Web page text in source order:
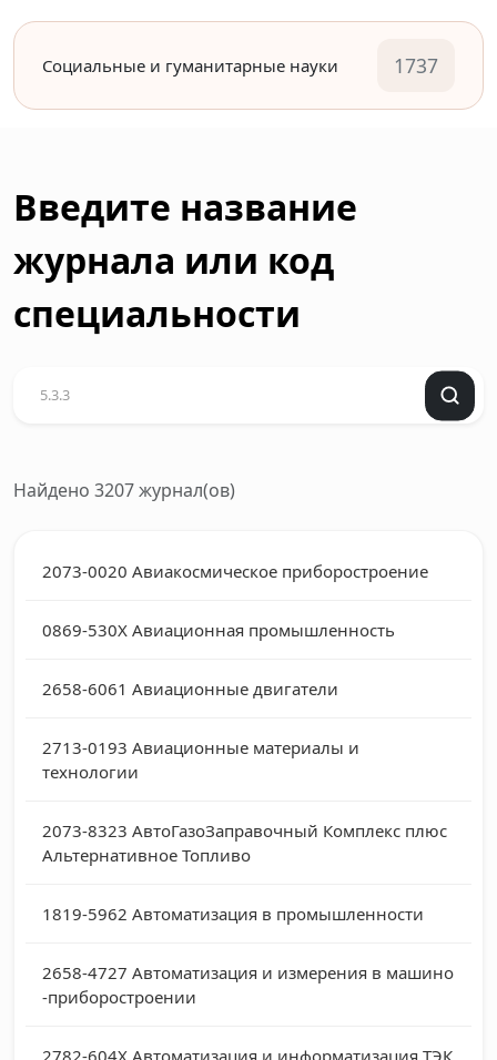
Социальные и гуманитарные науки 1737
Введите название
журнала или код
специальности
Найдено 3207 журнал(ов)
2073-0020 Авиакосмическое приборостроение
0869-530X Авиационная промышленность
2658-6061 Авиационные двигатели
2713-0193 Авиационные материалы и
технологии
2073-8323 АвтоГазоЗаправочный Комплекс плюс
Альтернативное Топливо
1819-5962 Автоматизация в промышленности
2658-4727 Автоматизация и измерения в машино
-приборостроении
2782-604X Автоматизация и информатизация ТЭК